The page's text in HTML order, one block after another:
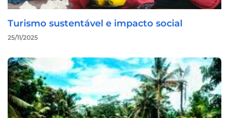
Turismo sustentável e impacto social
25/11/2025